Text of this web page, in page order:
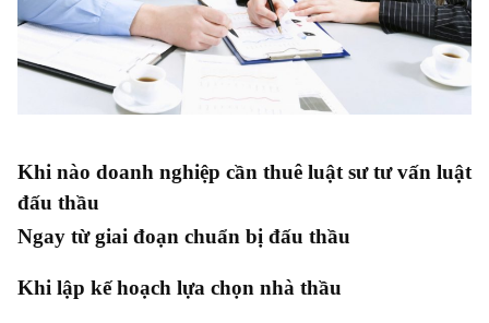
Khi nào doanh nghiệp cần thuê luật sư tư vấn luật
đấu thầu
Ngay từ giai đoạn chuẩn bị đấu thầu
Khi lập kế hoạch lựa chọn nhà thầu